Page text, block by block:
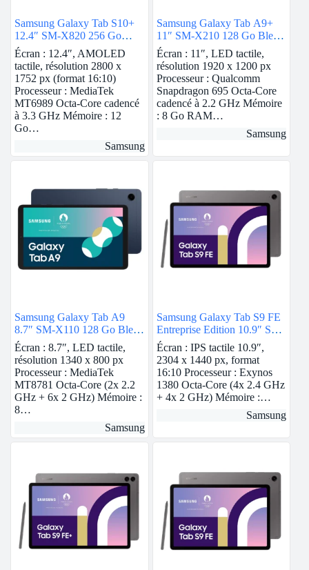
Samsung Galaxy Tab S10+
12.4″ SM-X820 256 Go
Argent Wi-Fi
Écran : 12.4″, AMOLED
tactile, résolution 2800 x
1752 px (format 16:10)
Processeur : MediaTek
MT6989 Octa-Core cadencé
à 3.3 GHz Mémoire : 12
Go…
Samsung
Samsung Galaxy Tab A9+
11″ SM-X210 128 Go Bleu
Wi-Fi
Écran : 11″, LED tactile,
résolution 1920 x 1200 px
Processeur : Qualcomm
Snapdragon 695 Octa-Core
cadencé à 2.2 GHz Mémoire
: 8 Go RAM…
Samsung
Samsung Galaxy Tab A9
8.7″ SM-X110 128 Go Bleu
Wi-Fi
Écran : 8.7″, LED tactile,
résolution 1340 x 800 px
Processeur : MediaTek
MT8781 Octa-Core (2x 2.2
GHz + 6x 2 GHz) Mémoire :
8…
Samsung
Samsung Galaxy Tab S9 FE
Entreprise Edition 10.9″ SM-
X510N 128 Go Anthracite
5G
Écran : IPS tactile 10.9″,
2304 x 1440 px, format
16:10 Processeur : Exynos
1380 Octa-Core (4x 2.4 GHz
+ 4x 2 GHz) Mémoire :…
Samsung